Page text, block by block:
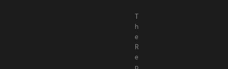
T
h
e
R
e
p